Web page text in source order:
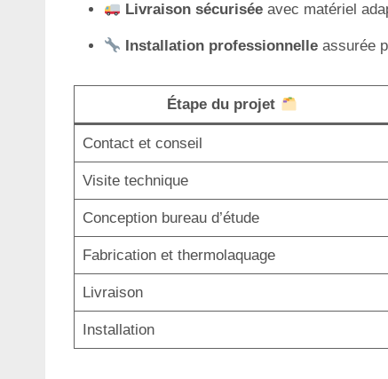
Livraison sécurisée avec matériel
Installation professionnelle assurée
Étape du projet
Contact et conseil
Visite technique
Conception bureau d’étude
Fabrication et thermolaquage
Livraison
Installation